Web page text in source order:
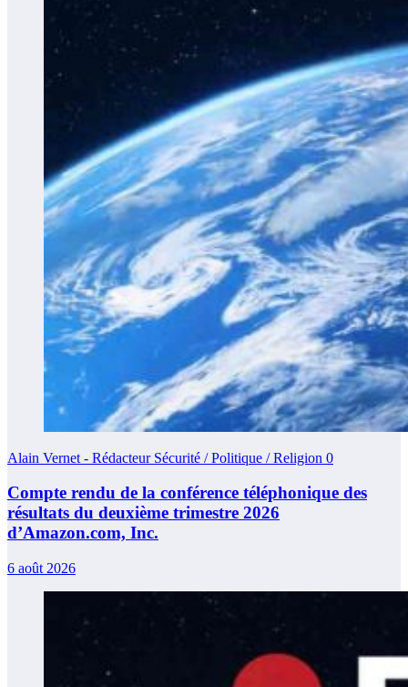
Alain Vernet - Rédacteur Sécurité / Politique / Religion 0
Compte rendu de la conférence téléphonique des
résultats du deuxième trimestre 2026
d’Amazon.com, Inc.
6 août 2026